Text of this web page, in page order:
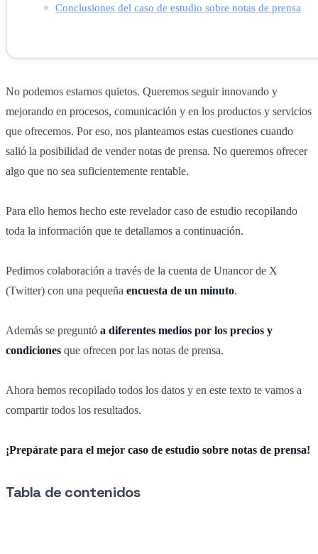
Conclusiones del caso de estudio sobre notas de prensa
No podemos estarnos quietos. Queremos seguir innovando y
mejorando en procesos, comunicación y en los productos y servicios
que ofrecemos. Por eso, nos planteamos estas cuestiones cuando
salió la posibilidad de vender notas de prensa. No queremos ofrecer
algo que no sea suficientemente rentable.
Para ello hemos hecho este revelador caso de estudio recopilando
toda la información que te detallamos a continuación.
Pedimos colaboración a través de la cuenta de Unancor de X
(Twitter) con una pequeña encuesta de un minuto.
Además se preguntó a diferentes medios por los precios y
condiciones que ofrecen por las notas de prensa.
Ahora hemos recopilado todos los datos y en este texto te vamos a
compartir todos los resultados.
¡Prepárate para el mejor caso de estudio sobre notas de prensa!
Tabla de contenidos